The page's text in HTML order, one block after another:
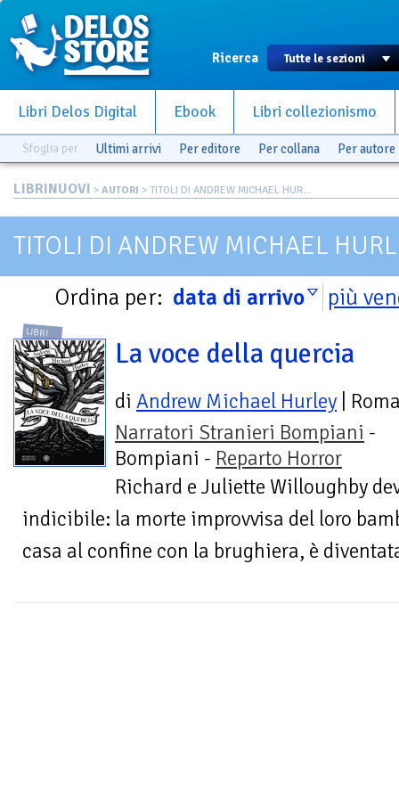
Ricerca
Libri Delos Digital Ebook Libri collezionismo
Sfoglia per Ultimi arrivi Per editore Per collana Per autore
LIBRINUOVI > AUTORI > TITOLI DI ANDREW MICHAEL HUR...
TITOLI DI ANDREW MICHAEL
Ordina per: data di arrivo più
LIBRI
La voce della quercia
di Andrew Michael Hurley |
Narratori Stranieri Bompiani -
Bompiani - Reparto Horror
Richard e Juliette Willoughby
indicibile: la morte improvvisa del loro
casa al confine con la brughiera, è